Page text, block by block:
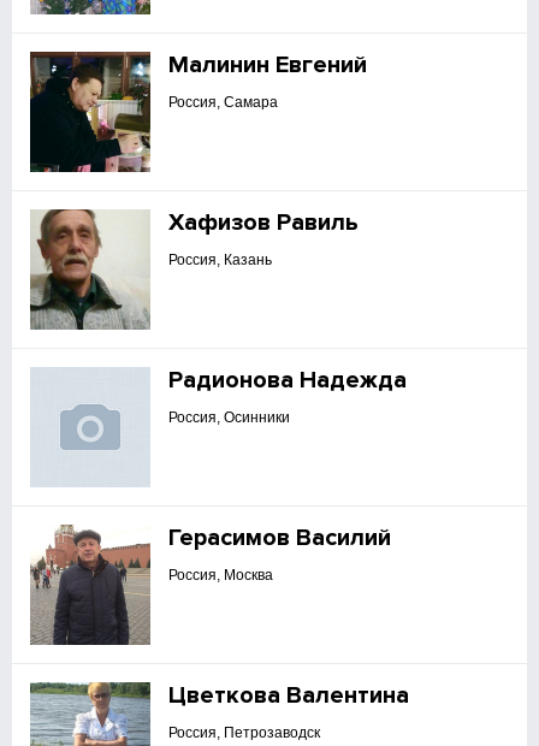
Малинин Евгений
Россия, Самара
Хафизов Равиль
Россия, Казань
Радионова Надежда
Россия, Осинники
Герасимов Василий
Россия, Москва
Цветкова Валентина
Россия, Петрозаводск